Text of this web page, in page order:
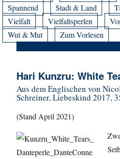
Spannend
Stadt & Land
Vielfalt
Vielfaltsperlen
Wut & Mut
Zum Vorlesen
Hari Kunzru: White
Aus dem Englischen von
Schreiner, Liebeskind 2017,
(Stand April 2021)